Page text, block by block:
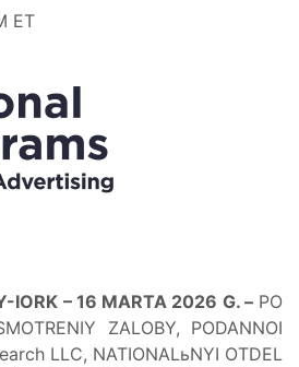
ET
IORK – 16 MARTA 2026 G. –PO
ZALOBY, PODANNOI
LLC, NATIONALьNYI OTDEL